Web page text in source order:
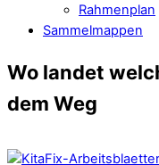
Rahmenplan
Sammelmappen
Wo landet
dem Weg